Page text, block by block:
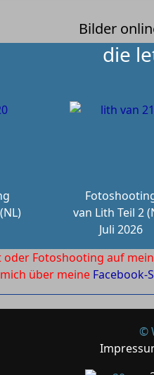
Bilder
die
van Lith Teil 2
Juli 2026
Fotoshooting auf
über meine Facebook-
©